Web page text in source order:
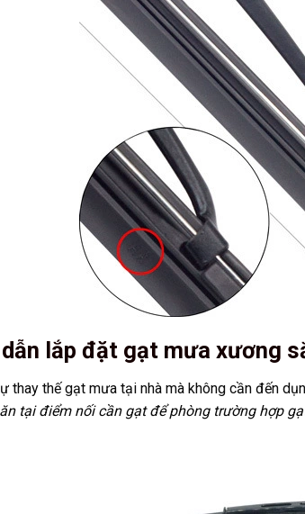
lắp đặt gạt mưa xương
thay thế gạt mưa tại nhà mà không cần đến
tại điểm nối cần gạt để phòng trường hợp